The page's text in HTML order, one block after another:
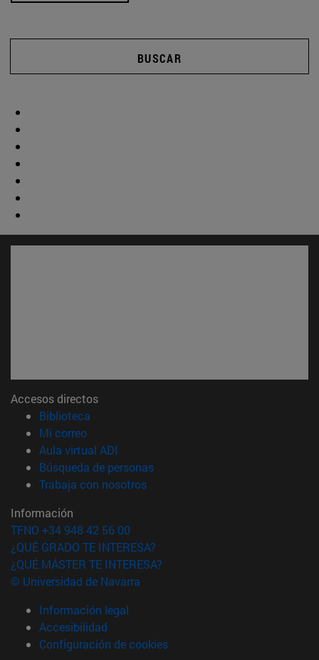
BUSCAR
Accesos directos
Biblioteca
Mi correo(abre en nueva ventana)
Aula virtual ADI
Búsqueda de personas(abre en nueva ventana)
Trabaja con nosotros(abre en nueva ventana)
Información
TFNO +34 948 42 56 00
¿QUÉ GRADO TE INTERESA?
¿QUÉ MÁSTER TE INTERESA?
© Universidad de Navarra
Información legal
Accesibilidad
Configuración de cookies